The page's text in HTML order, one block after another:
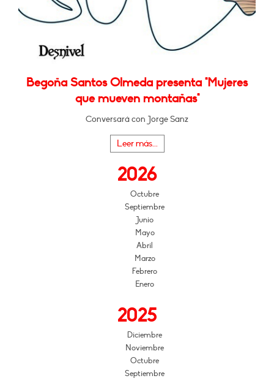
Begoña Santos Olmeda presenta "Mujeres
que mueven montañas"
Conversará con Jorge Sanz
Leer más...
2026
Octubre
Septiembre
Junio
Mayo
Abril
Marzo
Febrero
Enero
2025
Diciembre
Noviembre
Octubre
Septiembre